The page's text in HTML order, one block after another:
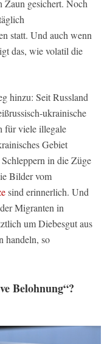
Zaun gesichert. Noch
statt. Und auch wenn
das, wie volatil die
hinzu: Seit Russland
ukrainische
für viele illegale
Gebiet
in die Züge
Bilder vom
sind erinnerlich. Und
Migranten in
um Diebesgut aus
handeln, so
Belohnung“?